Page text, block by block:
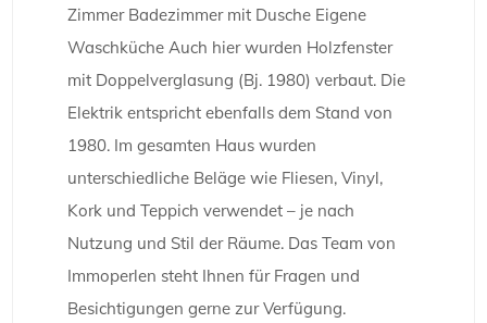
Zimmer Badezimmer mit Dusche Eigene
Waschküche Auch hier wurden Holzfenster
mit Doppelverglasung (Bj. 1980) verbaut. Die
Elektrik entspricht ebenfalls dem Stand von
1980. Im gesamten Haus wurden
unterschiedliche Beläge wie Fliesen, Vinyl,
Kork und Teppich verwendet – je nach
Nutzung und Stil der Räume. Das Team von
Immoperlen steht Ihnen für Fragen und
Besichtigungen gerne zur Verfügung.